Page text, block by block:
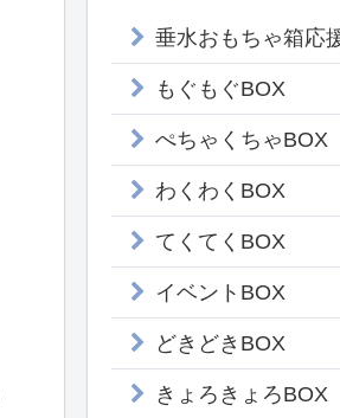
垂水おもちゃ箱応
もぐもぐBOX
ぺちゃくちゃBOX
わくわくBOX
てくてくBOX
イベントBOX
どきどきBOX
きょろきょろBOX